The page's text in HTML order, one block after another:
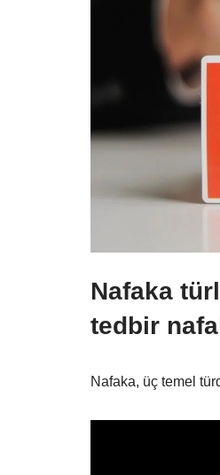
Nafaka
tedbir
Nafaka, üç temel